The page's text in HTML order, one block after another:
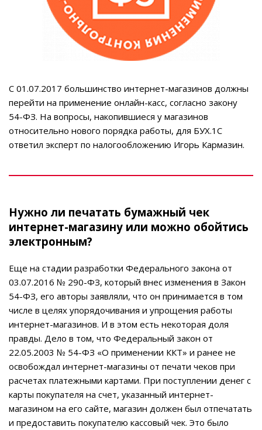
С 01.07.2017 большинство интернет-магазинов должны
перейти на применение онлайн-касс, согласно закону
54-ФЗ. На вопросы, накопившиеся у магазинов
относительно нового порядка работы, для БУХ.1С
ответил эксперт по налогообложению Игорь Кармазин.
Нужно ли печатать бумажный чек
интернет-магазину или можно обойтись
электронным?
Еще на стадии разработки Федерального закона от
03.07.2016 № 290-ФЗ, который внес изменения в Закон
54-ФЗ, его авторы заявляли, что он принимается в том
числе в целях упорядочивания и упрощения работы
интернет-магазинов. И в этом есть некоторая доля
правды. Дело в том, что Федеральный закон от
22.05.2003 № 54-ФЗ «О применении ККТ» и ранее не
освобождал интернет-магазины от печати чеков при
расчетах платежными картами. При поступлении денег с
карты покупателя на счет, указанный интернет-
магазином на его сайте, магазин должен был отпечатать
и предоставить покупателю кассовый чек. Это было